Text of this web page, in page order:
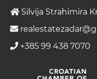
Silvija Strahimira
+385 99 438 7070